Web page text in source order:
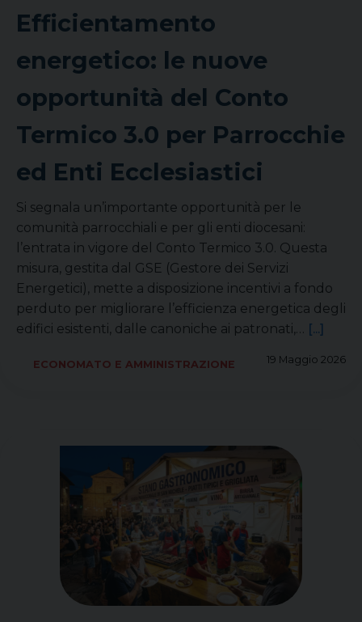
Efficientamento
energetico: le nuove
opportunità del Conto
Termico 3.0 per Parrocchie
ed Enti Ecclesiastici
Si segnala un’importante opportunità per le
comunità parrocchiali e per gli enti diocesani:
l’entrata in vigore del Conto Termico 3.0. Questa
misura, gestita dal GSE (Gestore dei Servizi
Energetici), mette a disposizione incentivi a fondo
perduto per migliorare l’efficienza energetica degli
edifici esistenti, dalle canoniche ai patronati,… [...]
19 Maggio 2026
ECONOMATO E AMMINISTRAZIONE